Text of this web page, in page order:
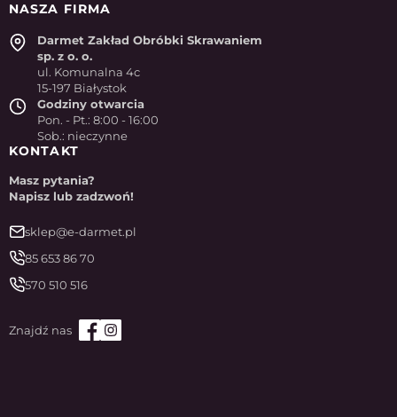
NASZA FIRMA
Darmet Zakład Obróbki Skrawaniem
sp. z o. o.
ul. Komunalna 4c
15-197 Białystok
Godziny otwarcia
Pon. - Pt.: 8:00 - 16:00
Sob.: nieczynne
KONTAKT
Masz pytania?
Napisz lub zadzwoń!
sklep@e-darmet.pl
85 653 86 70
570 510 516